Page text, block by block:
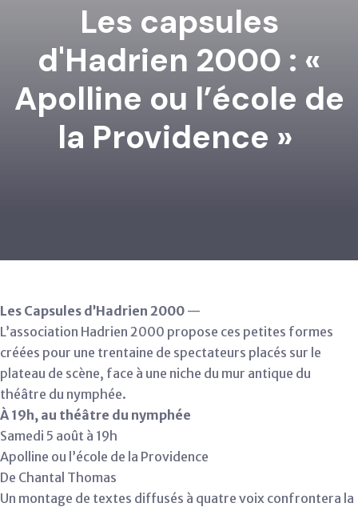
Les capsules
d'Hadrien 2000 : «
Apolline ou l’école de
la Providence »
Les Capsules d’Hadrien 2000 —
L’association Hadrien 2000 propose ces petites formes
créées pour une trentaine de spectateurs placés sur le
plateau de scène, face à une niche du mur antique du
théâtre du nymphée.
À 19h, au théâtre du nymphée
Samedi 5 août à 19h
Apolline ou l’école de la Providence
De Chantal Thomas
Un montage de textes diffusés à quatre voix confrontera la